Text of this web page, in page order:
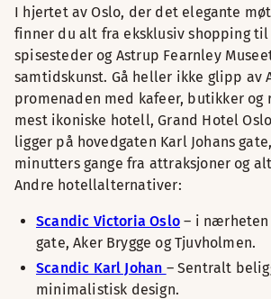
I hjertet av Oslo, der det elegante
finner du alt fra eksklusiv shopping
spisesteder og Astrup Fearnley
samtidskunst. Gå heller ikke glipp av
promenaden med kafeer, butikker og
mest ikoniske hotell, Grand Hotel
ligger på hovedgaten Karl Johans
minutters gange fra attraksjoner og
Andre hotellalternativer:
Scandic Victoria Oslo – i nærheten
gate, Aker Brygge og Tjuvholmen.
Scandic Karl Johan – Sentralt
minimalistisk design.